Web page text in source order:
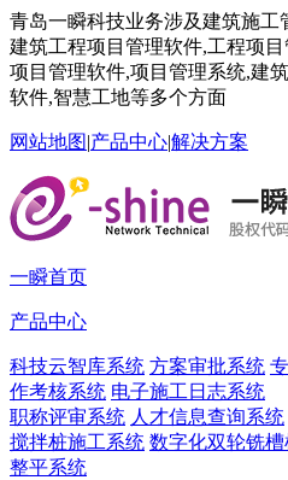
青岛一瞬科技业务涉及建筑施工
建筑工程项目管理软件,工程项
项目管理软件,项目管理系统,建
软件,智慧工地等多个方面
网站地图|产品中心|解决方案
一瞬首页
产品中心
科技云智库系统 方案审批系统
作考核系统 电子施工日志系统
职称评审系统 人才信息查询系统
搅拌桩施工系统 数字化双轮铣
整平系统